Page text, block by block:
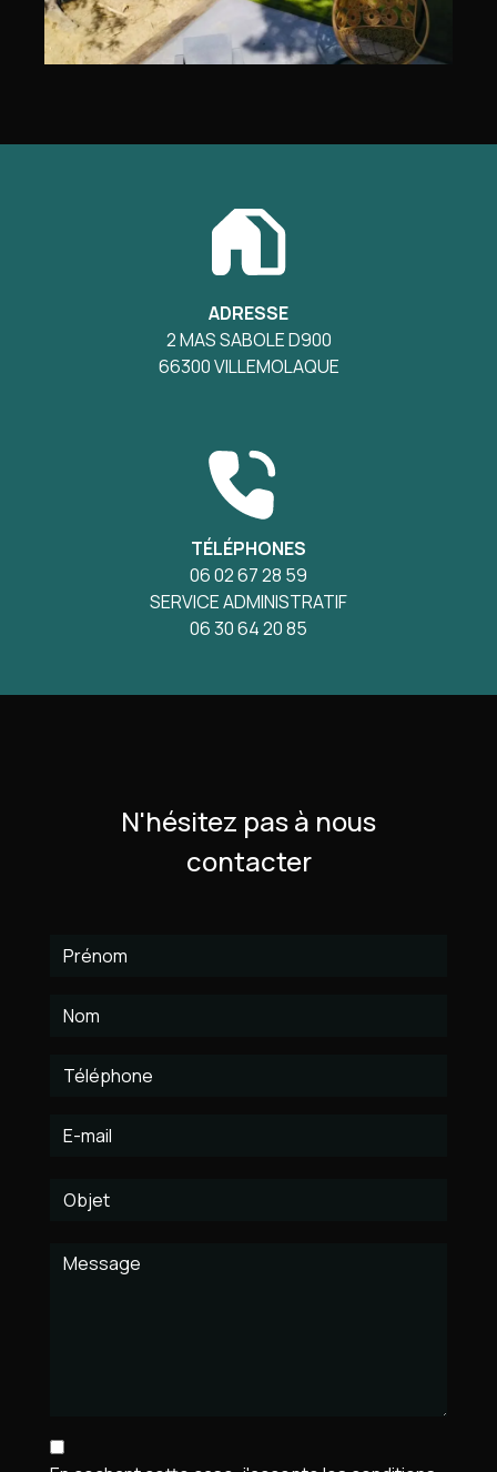
ADRESSE
2 MAS SABOLE D900
66300 VILLEMOLAQUE
TÉLÉPHONES
06 02 67 28 59
SERVICE ADMINISTRATIF
06 30 64 20 85
N'hésitez pas à nous
contacter